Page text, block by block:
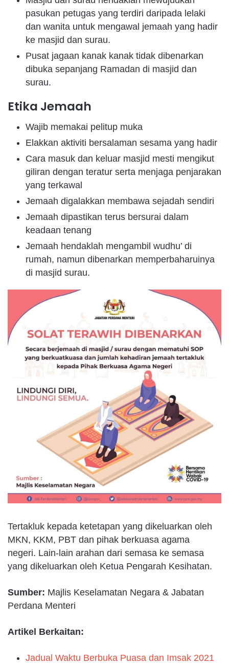
pasukan petugas yang terdiri daripada lelaki
dan wanita untuk mengawal jemaah yang hadir
ke masjid dan surau.
Pusat jagaan kanak kanak tidak dibenarkan
dibuka sepanjang Ramadan di masjid dan
surau.
Etika Jemaah
Wajib memakai pelitup muka
Elakkan aktiviti bersalaman sesama yang hadir
Cara masuk dan keluar masjid mesti mengikut
giliran dengan teratur serta menjaga penjarakan
yang terkawal
Jemaah digalakkan membawa sejadah sendiri
Jemaah dipastikan terus bersurai dalam
keadaan tenang
Jemaah hendaklah mengambil wudhu’ di
rumah, namun dibenarkan memperbaharuinya
di masjid surau.
Tertakluk kepada ketetapan yang dikeluarkan oleh
MKN, KKM, PBT dan pihak berkuasa agama
negeri. Lain-lain arahan dari semasa ke semasa
yang dikeluarkan oleh Ketua Pengarah Kesihatan.
Sumber: Majlis Keselamatan Negara & Jabatan
Perdana Menteri
Artikel Berkaitan:
Jadual Waktu Berbuka Puasa dan Imsak 2021